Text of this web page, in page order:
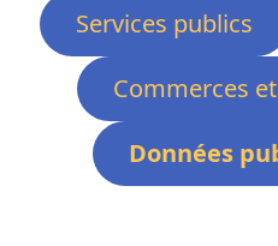
Services publics
Commerces
Données